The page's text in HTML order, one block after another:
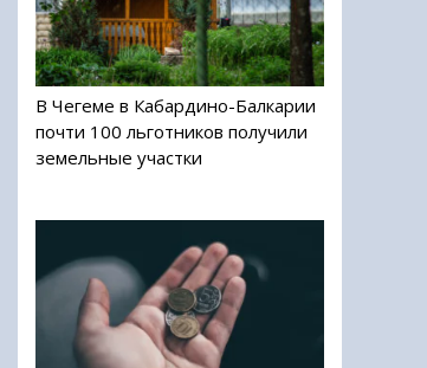
В Чегеме в Кабардино-Балкарии
почти 100 льготников получили
земельные участки